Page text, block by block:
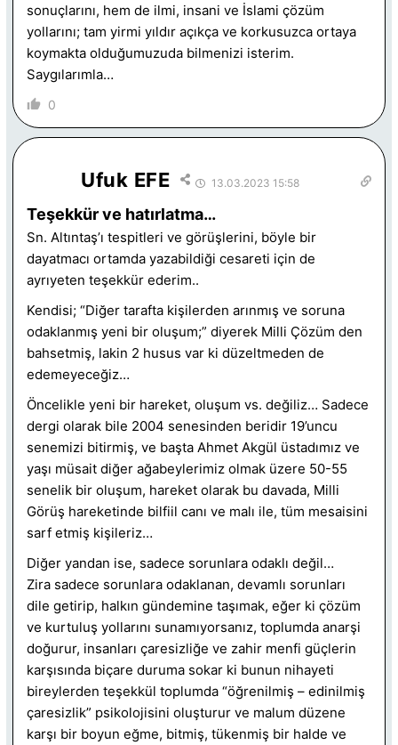
sonuçlarını, hem de ilmi, insani ve İslami çözüm
yollarını; tam yirmi yıldır açıkça ve korkusuzca ortaya
koymakta olduğumuzuda bilmenizi isterim.
Saygılarımla…
0
Ufuk EFE 13.03.2023 15:58
Teşekkür ve hatırlatma…
Sn. Altıntaş’ı tespitleri ve görüşlerini, böyle bir
dayatmacı ortamda yazabildiği cesareti için de
ayrıyeten teşekkür ederim..
Kendisi; “Diğer tarafta kişilerden arınmış ve soruna
odaklanmış yeni bir oluşum;” diyerek Milli Çözüm den
bahsetmiş, lakin 2 husus var ki düzeltmeden de
edemeyeceğiz…
Öncelikle yeni bir hareket, oluşum vs. değiliz… Sadece
dergi olarak bile 2004 senesinden beridir 19’uncu
senemizi bitirmiş, ve başta Ahmet Akgül üstadımız ve
yaşı müsait diğer ağabeylerimiz olmak üzere 50-55
senelik bir oluşum, hareket olarak bu davada, Milli
Görüş hareketinde bilfiil canı ve malı ile, tüm mesaisini
sarf etmiş kişileriz…
Diğer yandan ise, sadece sorunlara odaklı değil…
Zira sadece sorunlara odaklanan, devamlı sorunları
dile getirip, halkın gündemine taşımak, eğer ki çözüm
ve kurtuluş yollarını sunamıyorsanız, toplumda anarşi
doğurur, insanları çaresizliğe ve zahir menfi güçlerin
karşısında biçare duruma sokar ki bunun nihayeti
bireylerden teşekkül toplumda “öğrenilmiş – edinilmiş
çaresizlik” psikolojisini oluşturur ve malum düzene
karşı bir boyun eğme, bitmiş, tükenmiş bir halde ve